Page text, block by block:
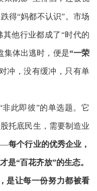
得“妈都不认识”。市场
他行业都成了“时代的
集体出逃时，便是“一荣
，没有缓冲，只有单
此即彼”的单选题。它
托底民生，需要制造业
每个行业的优秀企业，
是“百花齐放”的生态。
是让每一份努力都被看